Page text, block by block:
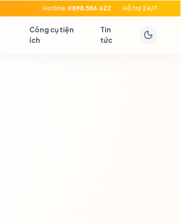
Hotline: 0898.586.622 Hỗ trợ 24/7
Công cụ tiện
ích
Tin
tức